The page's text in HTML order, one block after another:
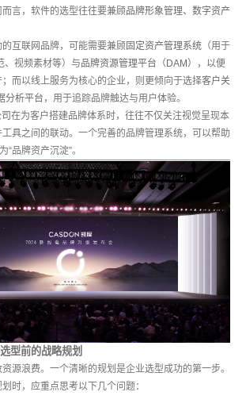
言，软件的选型往往要兼顾品牌形象管理、数字资产
互联网品牌，可能需要兼顾固定资产管理系统 （用于
、视频素材等）与品牌资源管理平台（DAM）
，以便
而以线上服务为核心的企业，则更倾向于选择客户关
分析平台 ，用于追踪品牌触达与用户体验。
在为客户搭建品牌体系时，往往不仅关注视觉呈现本
具之间的联动。一个完善的品牌管理系统，可以帮助
“品牌资产沉淀”。
型前的战略规划
源浪费。一个清晰的规划是企业选型成功的第一步。
时，应重点思考以下几个问题：